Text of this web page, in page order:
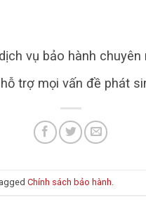
vụ bảo hành chuyên
trợ mọi vấn đề phát
Chính sách bảo hành